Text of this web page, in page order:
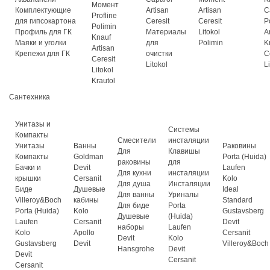
Комплектующие
для гипсокартона
Профиль для ГК
Маяки и уголки
Крепежи для ГК
Момент
Profline
Polimin
Knauf
Artisan
Ceresit
Litokol
Krautol
Artisan
Ceresit
Материалы
для
очистки
Litokol
Artisan
Ceresit
Litokol
Polimin
Сантехника
Унитазы и
Компакты
Унитазы
Компакты
Бачки и
крышки
Биде
Villeroy&Boch
Porta (Huida)
Laufen
Kolo
Gustavsberg
Devit
Cersanit
Ванны
Goldman
Devit
Cersanit
Душевые
кабины
Kolo
Cersanit
Apollo
Devit
Смесители
Для
раковины
Для кухни
Для душа
Для ванны
Для биде
Душевые
наборы
Devit
Hansgrohe
Системы
инсталяции
Клавишы
для
инсталяции
Инсталяции
Уриналы
Porta
(Huida)
Laufen
Kolo
Devit
Cersanit
Раковины
Porta (Huida)
Laufen
Kolo
Ideal
Standard
Gustavsberg
Devit
Cersanit
Villeroy&Boch